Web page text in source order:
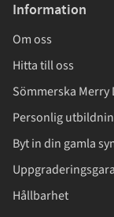
Information
Om oss
Hitta till oss
Sömmerska Merry
Personlig
Byt in din gamla
Hållbarhet